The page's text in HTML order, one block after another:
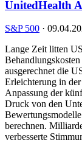
UnitedHealth
S&P 500 ·
Lange Zeit litten
ausgerechnet die
Erleichterung in
Anpassung der
Druck von den
berechnen.
verbesserte